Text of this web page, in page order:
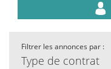
Filtrer les annonces par :
Type de contrat